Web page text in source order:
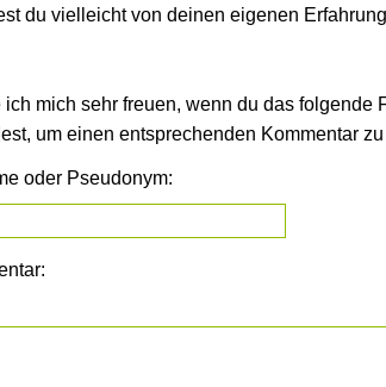
du vielleicht von deinen eigenen
ich mich sehr freuen, wenn du das folgende
um einen entsprechenden Kommentar
oder Pseudonym: